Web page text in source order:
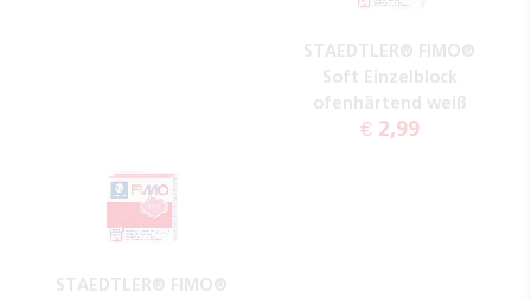
STAEDTLER® FIMO®
Soft Einzelblock
ofenhärtend weiß
€ 2,99
STAEDTLER® FIMO®